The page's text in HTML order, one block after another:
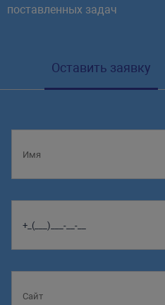
поставленных задач
Оставить заявку